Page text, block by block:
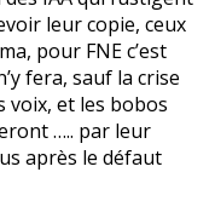
leur copie, ceux
pour FNE c’est
fera, sauf la crise
voix, et les bobos
….. par leur
après le défaut